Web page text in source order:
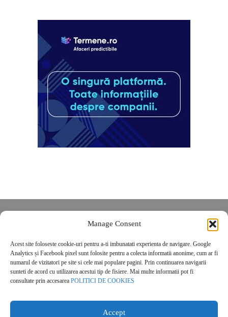
Manage Consent
Acest site foloseste cookie-uri pentru a-ti imbunatati experienta de navigare. Google
Analytics și Facebook pixel sunt folosite pentru a colecta informatii anonime, cum ar fi
numarul de vizitatori pe site si cele mai populare pagini. Prin continuarea navigarii
sunteti de acord cu utilizarea acestui tip de fisiere. Mai multe informatii pot fi
consultate prin accesarea POLITICI DE COOKIES
Accept
POLITICĂ DE CONFIDENȚIALITATE
Politica de cookies